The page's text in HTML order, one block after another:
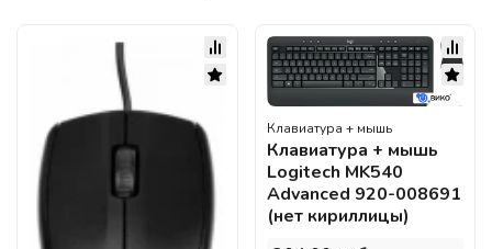
Клавиатура + мышь
Клавиатура + мышь
Logitech MK540
Advanced 920-008691
(нет кириллицы)